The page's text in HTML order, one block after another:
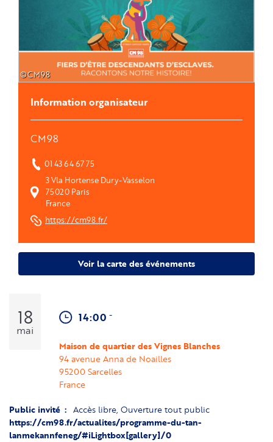
©CM98
Information organisateur
CM98
01 43 64 67 75
3 Vla Hortense Dury-Vasselon
75020 Paris
France
https://cm98.fr/
Voir la carte des événements
18
mai
14:00 -
Maison de quartier des Vignes Blanches
94 avenue Anna de Noailles
95200 Sarcelles
France
Public invité Accès libre Ouverture tout public
https://cm98.fr/actualites/programme-du-tan-
lanmekannfeneg/#iLightbox[gallery]/0